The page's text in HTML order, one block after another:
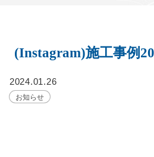
(Instagram)施工事例
2024.01.26
お知らせ